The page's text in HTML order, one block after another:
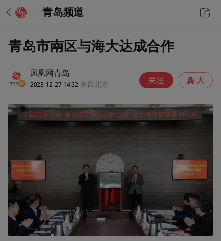
青岛频道
青岛市南区与海大达成合作
凤凰网青岛
2023-12-27 14:32 来自北京